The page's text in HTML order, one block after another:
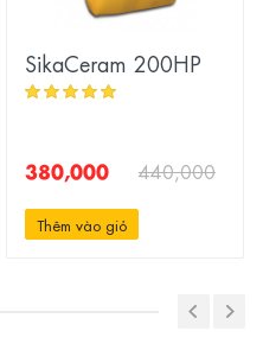
SikaCeram 200HP
380,000 440,000
Thêm vào giỏ